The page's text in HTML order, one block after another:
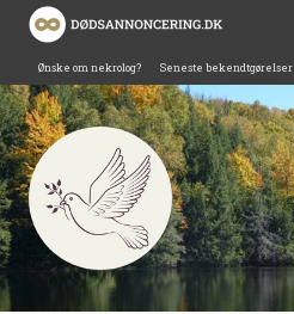
Ønske om nekrolog? Seneste bekendtgørelser